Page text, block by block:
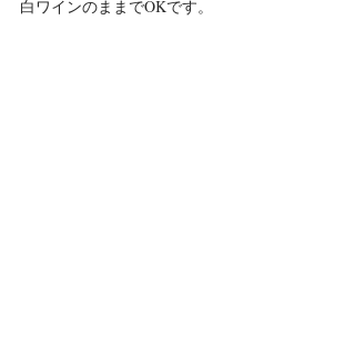
白ワインのままでOKです。